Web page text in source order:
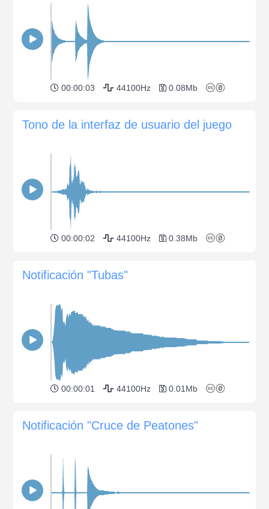
00:00:03 44100Hz 0.08Mb
Tono de la interfaz de usuario del juego
00:00:02 44100Hz 0.38Mb
Notificación "Tubas"
00:00:01 44100Hz 0.01Mb
Notificación "Cruce de Peatones"